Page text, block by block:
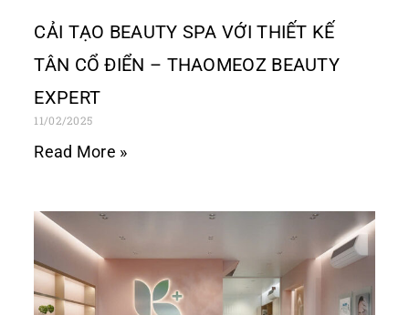
CẢI TẠO BEAUTY SPA VỚI THIẾT KẾ
TÂN CỔ ĐIỂN – THAOMEOZ BEAUTY
EXPERT
11/02/2025
Read More »